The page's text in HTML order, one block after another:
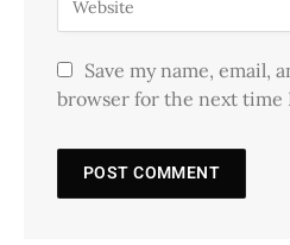
Save my name, email,
browser for the next time